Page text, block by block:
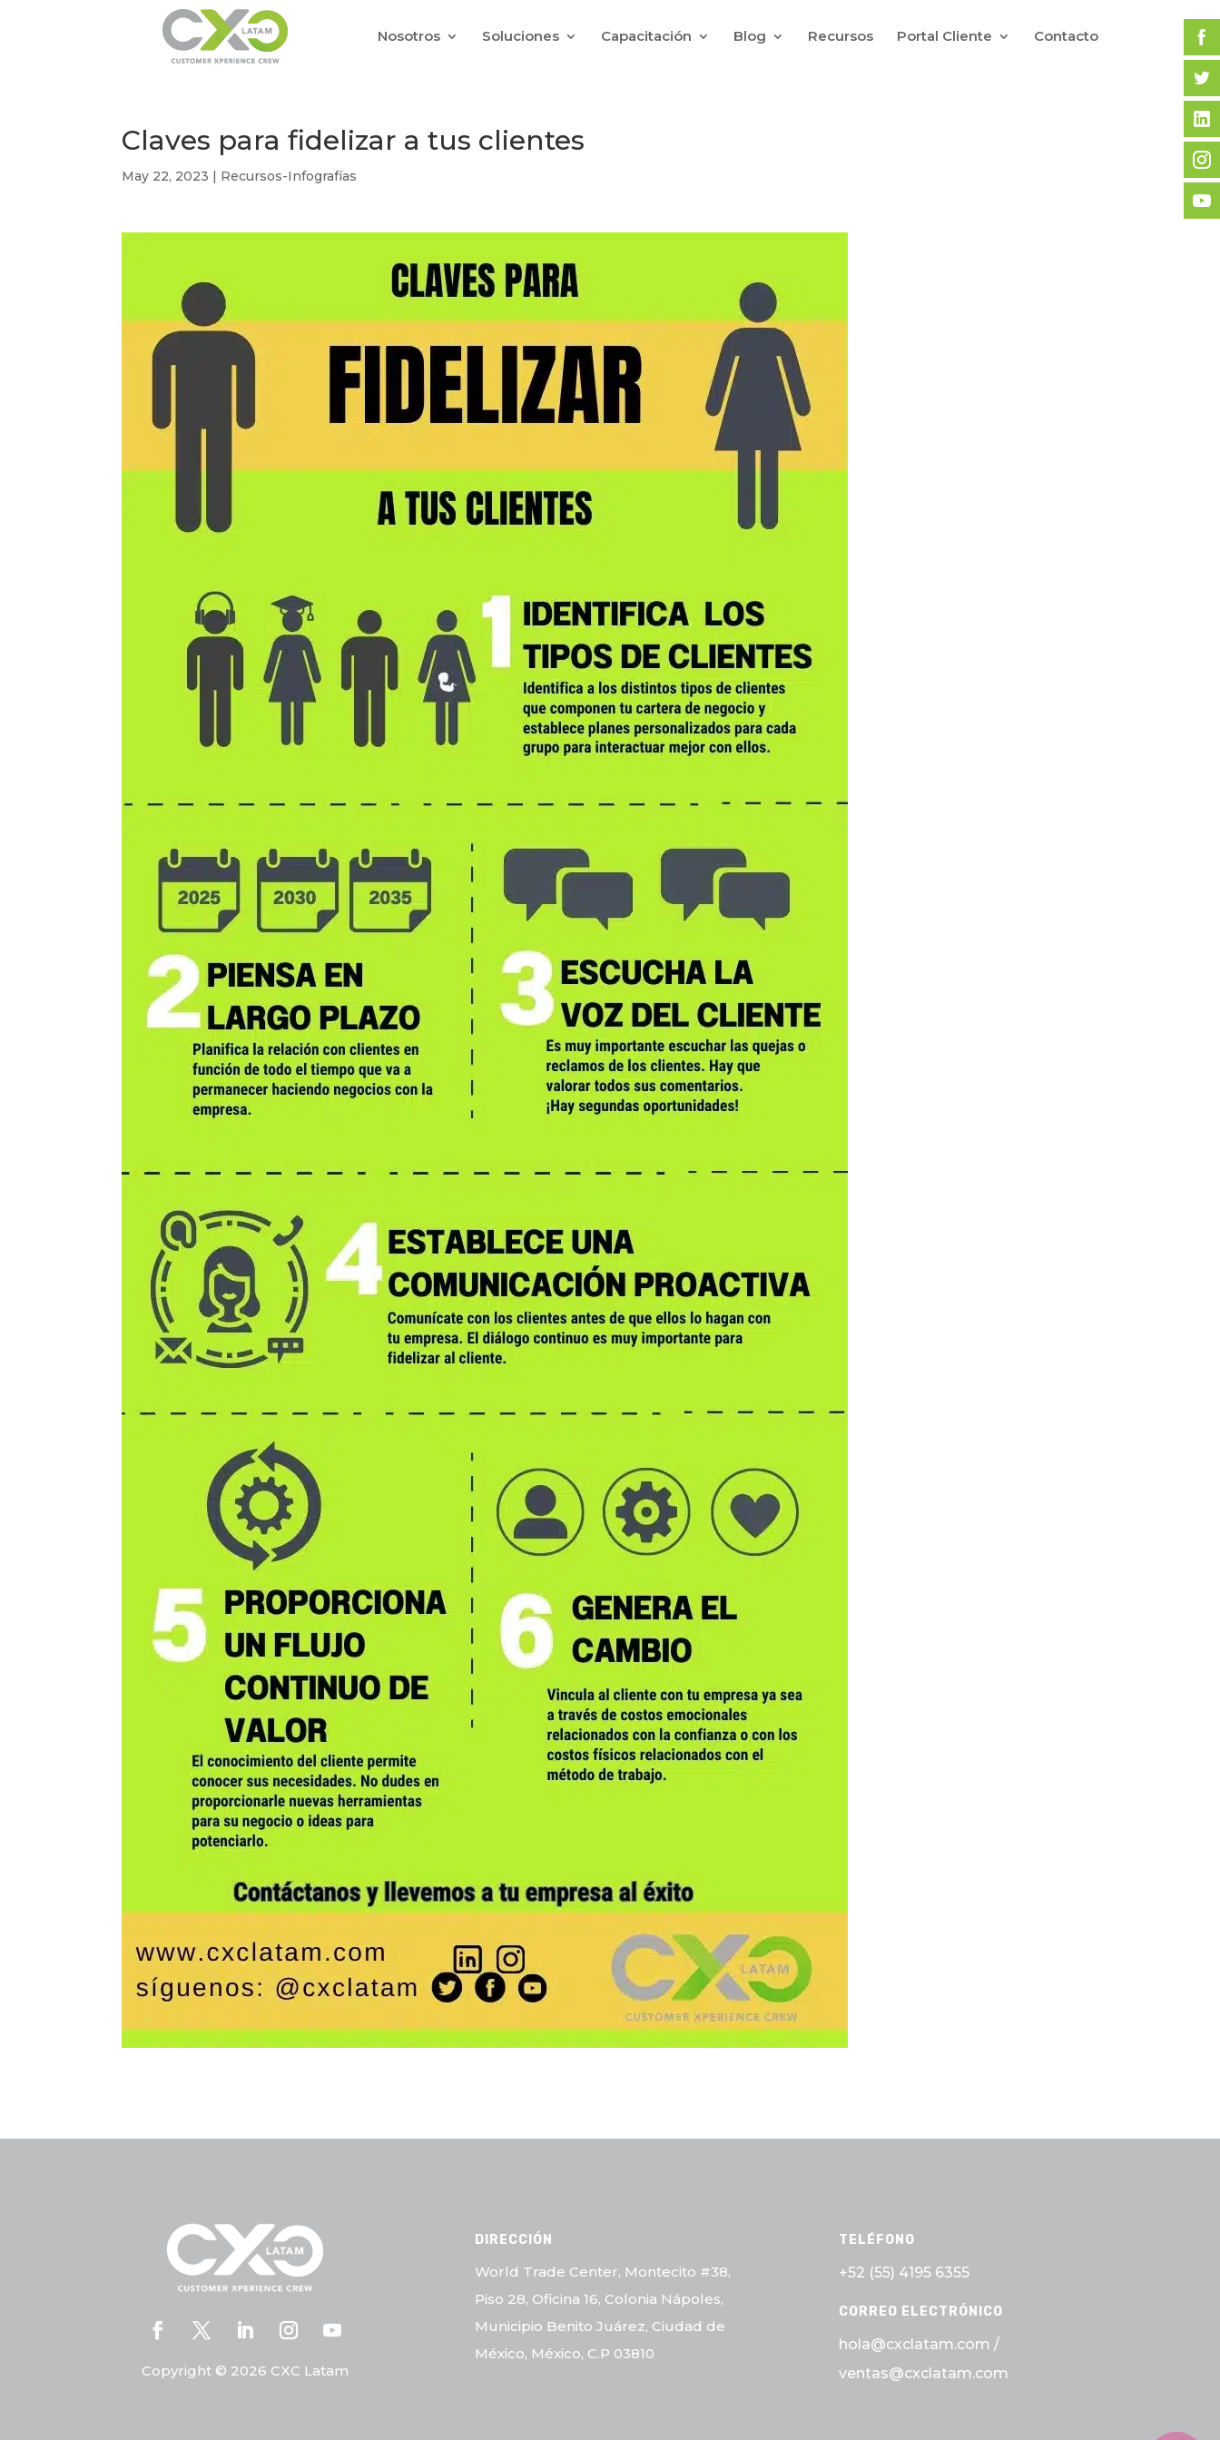
Nosotros Soluciones Capacitación Blog Recursos Portal Cliente Contacto
Claves para fidelizar a tus clientes
May 22, 2023 | Recursos-Infografías
Copyright © 2026 CXC Latam
DIRECCIÓN
World Trade Center, Montecito #38,
Piso 28, Oficina 16, Colonia Nápoles,
Municipio Benito Juárez, Ciudad de
México, México, C.P 03810
TELÉFONO
+52 (55) 4195 6355
CORREO ELECTRÓNICO
hola@cxclatam.com /
ventas@cxclatam.com